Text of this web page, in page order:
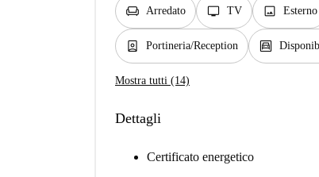
chair Arredato tv TV image Esterno
person_book Portineria/Reception garage
Mostra tutti (14)
Dettagli
Certificato energetico